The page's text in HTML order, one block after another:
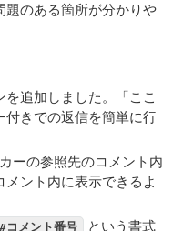
題のある箇所が分かりや
追加しました。「ここ
付きでの返信を簡単に行
ーの参照先のコメント内
ント内に表示できるよ
コメント番号
という書式